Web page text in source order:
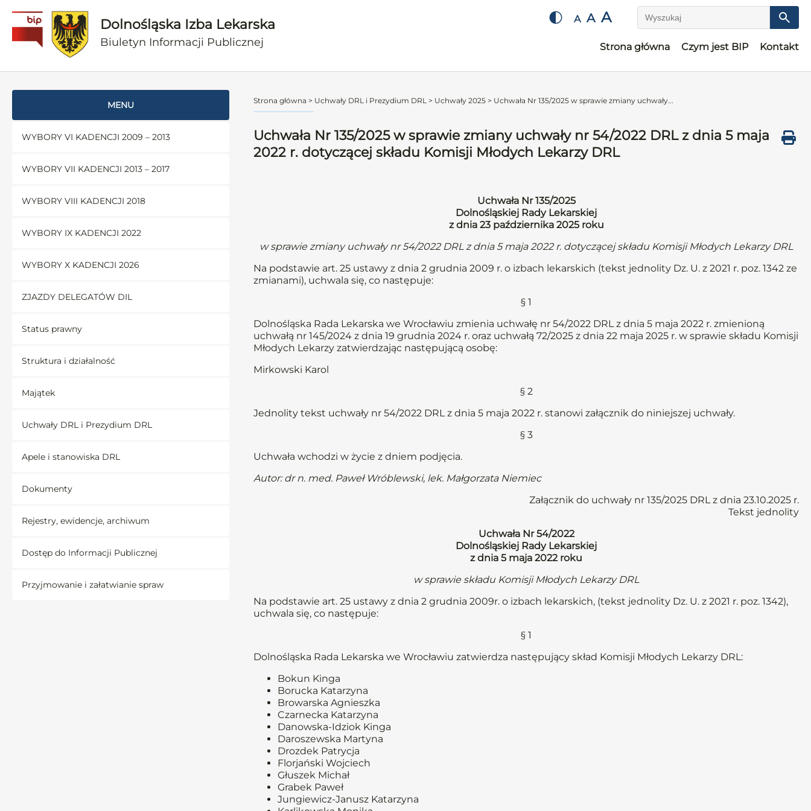
Dolnośląska Izba Lekarska
Biuletyn Informacji Publicznej
A A A Wyszukaj
Strona główna Czym jest BIP Kontakt
MENU
WYBORY VI KADENCJI 2009 – 2013
WYBORY VII KADENCJI 2013 – 2017
WYBORY VIII KADENCJI 2018
WYBORY IX KADENCJI 2022
WYBORY X KADENCJI 2026
ZJAZDY DELEGATÓW DIL
Status prawny
Struktura i działalność
Majątek
Uchwały DRL i Prezydium DRL
Apele i stanowiska DRL
Dokumenty
Rejestry, ewidencje, archiwum
Dostęp do Informacji Publicznej
Przyjmowanie i załatwianie spraw
Strona główna > Uchwały DRL i Prezydium DRL > Uchwały 2025 > Uchwała Nr 135/2025 w sprawie zmiany uchwały...
Uchwała Nr 135/2025 w sprawie zmiany uchwały nr 54/2022 DRL z dnia 5 maja
2022 r. dotyczącej składu Komisji Młodych Lekarzy DRL
Uchwała Nr 135/2025
Dolnośląskiej Rady Lekarskiej
z dnia 23 października 2025 roku
w sprawie zmiany uchwały nr 54/2022 DRL z dnia 5 maja 2022 r. dotyczącej składu Komisji Młodych Lekarzy DRL
Na podstawie art. 25 ustawy z dnia 2 grudnia 2009 r. o izbach lekarskich (tekst jednolity Dz. U. z 2021 r. poz. 1342 ze
zmianami), uchwala się, co następuje:
§ 1
Dolnośląska Rada Lekarska we Wrocławiu zmienia uchwałę nr 54/2022 DRL z dnia 5 maja 2022 r. zmienioną
uchwałą nr 145/2024 z dnia 19 grudnia 2024 r. oraz uchwałą 72/2025 z dnia 22 maja 2025 r. w sprawie składu Komisji
Młodych Lekarzy zatwierdzając następującą osobę:
Mirkowski Karol
§ 2
Jednolity tekst uchwały nr 54/2022 DRL z dnia 5 maja 2022 r. stanowi załącznik do niniejszej uchwały.
§ 3
Uchwała wchodzi w życie z dniem podjęcia.
Autor: dr n. med. Paweł Wróblewski, lek. Małgorzata Niemiec
Załącznik do uchwały nr 135/2025 DRL z dnia 23.10.2025 r.
Tekst jednolity
Uchwała Nr 54/2022
Dolnośląskiej Rady Lekarskiej
z dnia 5 maja 2022 roku
w sprawie składu Komisji Młodych Lekarzy DRL
Na podstawie art. 25 ustawy z dnia 2 grudnia 2009r. o izbach lekarskich, (tekst jednolity Dz. U. z 2021 r. poz. 1342),
uchwala się, co następuje:
§ 1
Dolnośląska Rada Lekarska we Wrocławiu zatwierdza następujący skład Komisji Młodych Lekarzy DRL:
Bokun Kinga
Borucka Katarzyna
Browarska Agnieszka
Czarnecka Katarzyna
Danowska-Idziok Kinga
Daroszewska Martyna
Drozdek Patrycja
Florjański Wojciech
Głuszek Michał
Grabek Paweł
Jungiewicz-Janusz Katarzyna